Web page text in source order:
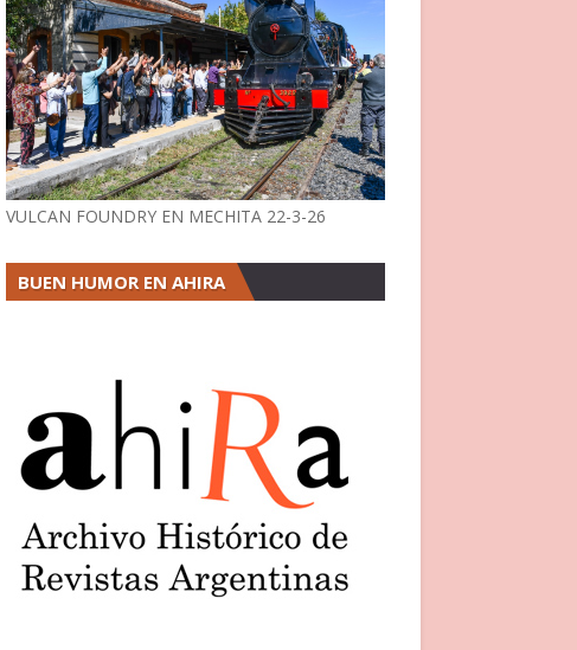
VULCAN FOUNDRY EN MECHITA 22-3-26
BUEN HUMOR EN AHIRA